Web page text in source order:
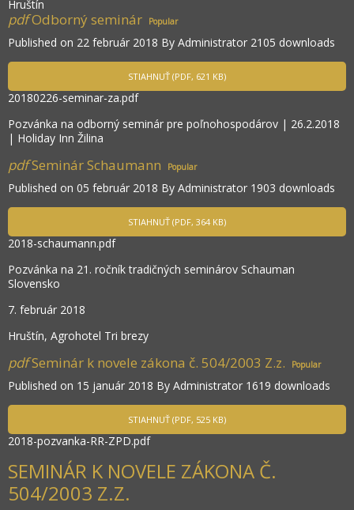
Hruštín
pdfOdborný seminár Popular
Published on 22 február 2018 By Administrator 2105 downloads
STIAHNUŤ (PDF, 621 KB)
20180226-seminar-za.pdf
Pozvánka na odborný seminár pre poľnohospodárov | 26.2.2018
| Holiday Inn Žilina
pdfSeminár Schaumann Popular
Published on 05 február 2018 By Administrator 1903 downloads
STIAHNUŤ (PDF, 364 KB)
2018-schaumann.pdf
Pozvánka na 21. ročník tradičných seminárov Schauman
Slovensko
7. február 2018
Hruštín, Agrohotel Tri brezy
pdfSeminár k novele zákona č. 504/2003 Z.z. Popular
Published on 15 január 2018 By Administrator 1619 downloads
STIAHNUŤ (PDF, 525 KB)
2018-pozvanka-RR-ZPD.pdf
SEMINÁR K NOVELE ZÁKONA Č.
504/2003 Z.Z.